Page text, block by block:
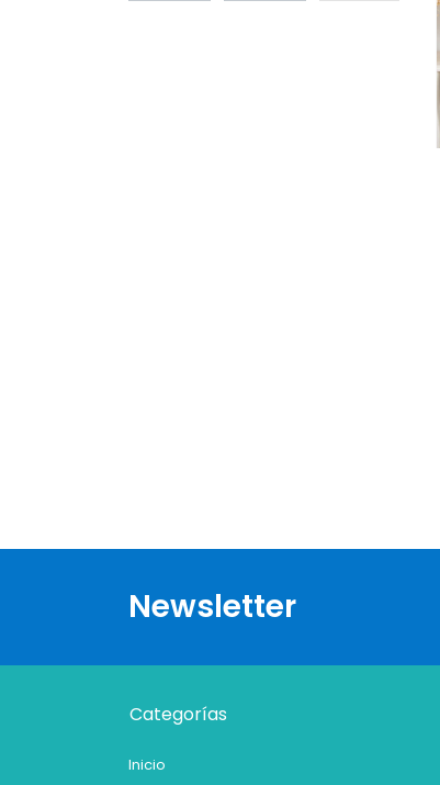
Newsletter
Categorías
Inicio